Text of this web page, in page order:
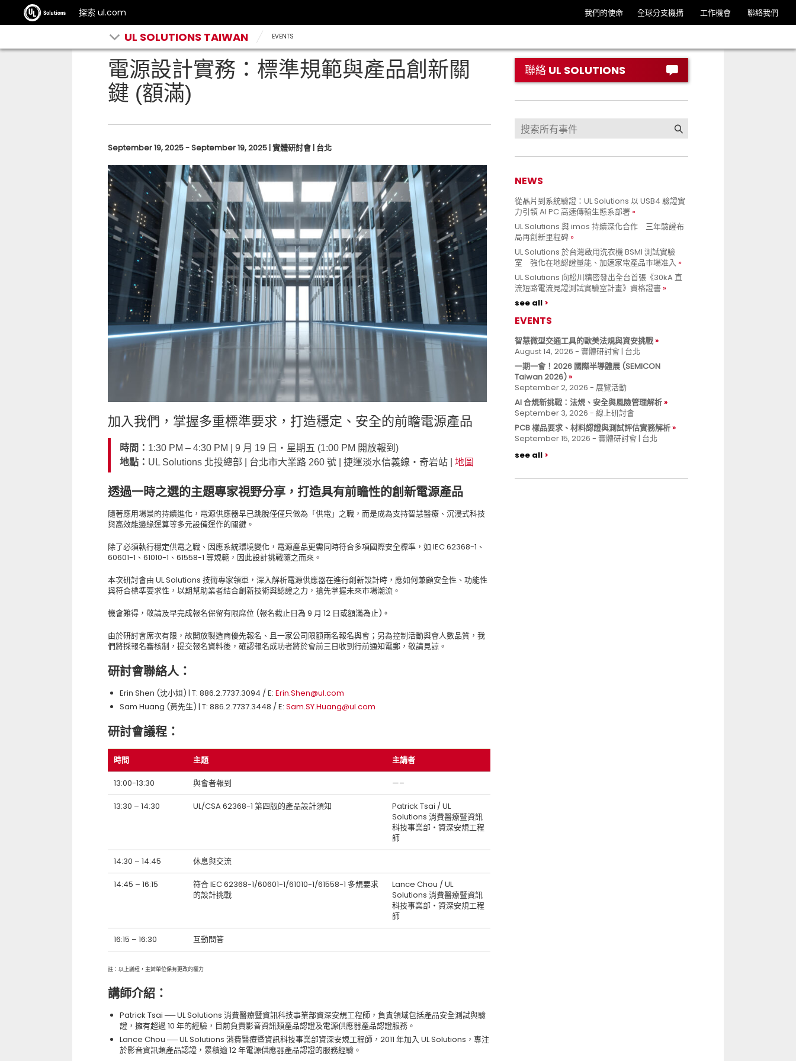
探索 ul.com 我們的使命 全球分支機搆 工作機會 聯絡我們
UL SOLUTIONS TAIWAN EVENTS
電源設計實務：標準規範與產品創新關
鍵 (額滿)
September 19, 2025 - September 19, 2025 | 實體研討會 | 台北
加入我們，掌握多重標準要求，打造穩定、安全的前瞻電源產品
時間： 1:30 PM – 4:30 PM | 9 月 19 日‧星期五 (1:00 PM 開放報到)
地點： UL Solutions 北投總部 | 台北市大業路 260 號 | 捷運淡水信義線‧奇岩站 | 地圖
透過一時之選的主題專家視野分享，打造具有前瞻性的創新電源產品
隨著應用場景的持續進化，電源供應器早已跳脫僅僅只做為「供電」之職，而是成為支持智慧醫療、沉浸式科技
與高效能邊緣運算等多元設備運作的關鍵。
除了必須執行穩定供電之職、因應系統環境變化，電源產品更需同時符合多項國際安全標準，如 IEC 62368-1、
60601-1、61010-1、61558-1 等規範，因此設計挑戰隨之而來。
本次研討會由 UL Solutions 技術專家領軍，深入解析電源供應器在進行創新設計時，應如何兼顧安全性、功能性
與符合標準要求性，以期幫助業者結合創新技術與認證之力，搶先掌握未來市場潮流。
機會難得，敬請及早完成報名保留有限席位 (報名截止日為 9 月 12 日或額滿為止)。
由於研討會席次有限，故開放製造商優先報名、且一家公司限額兩名報名與會；另為控制活動與會人數品質，我
們將採報名審核制，提交報名資料後，確認報名成功者將於會前三日收到行前通知電郵，敬請見諒。
研討會聯絡人：
Erin Shen (沈小姐) | T: 886.2.7737.3094 / E: Erin.Shen@ul.com
Sam Huang (黃先生) | T: 886.2.7737.3448 / E: Sam.SY.Huang@ul.com
研討會議程：
時間 主題 主講者
13:00-13:30 與會者報到 —–
13:30 – 14:30 UL/CSA 62368-1 第四版的產品設計須知
Patrick Tsai / UL
Solutions 消費醫療暨資訊
科技事業部‧資深安規工程
師
14:30 – 14:45 休息與交流
14:45 – 16:15
符合 IEC 62368-1/60601-1/61010-1/61558-1 多規要求
的設計挑戰
Lance Chou / UL
Solutions 消費醫療暨資訊
科技事業部‧資深安規工程
師
16:15 – 16:30 互動問答
註：以上議程，主辧單位保有更改的權力
講師介紹：
Patrick Tsai ── UL Solutions 消費醫療暨資訊科技事業部資深安規工程師，負責領域包括產品安全測試與驗
證，擁有超過 10 年的經驗，目前負責影音資訊類產品認證及電源供應器產品認證服務。
Lance Chou ── UL Solutions 消費醫療暨資訊科技事業部資深安規工程師，2011 年加入 UL Solutions，專注
於影音資訊類產品認證，累積逾 12 年電源供應器產品認證的服務經驗。
聯絡 UL SOLUTIONS
NEWS
從晶片到系統驗證：UL Solutions 以 USB4 驗證實
力引領 AI PC 高速傳輸生態系部署
UL Solutions 與 imos 持續深化合作 三年驗證布
局再創新里程碑
UL Solutions 於台灣啟用洗衣機 BSMI 測試實驗
室 強化在地認證量能、加速家電產品市場准入
UL Solutions 向松川精密發出全台首張《30kA 直
流短路電流見證測試實驗室計畫》資格證書
see all
EVENTS
智慧微型交通工具的歐美法規與資安挑戰
August 14, 2026 - 實體研討會 | 台北
一期一會！2026 國際半導體展 (SEMICON
Taiwan 2026)
September 2, 2026 - 展覽活動
AI 合規新挑戰：法規、安全與風險管理解析
September 3, 2026 - 線上研討會
PCB 樣品要求、材料認證與測試評估實務解析
September 15, 2026 - 實體研討會 | 台北
see all